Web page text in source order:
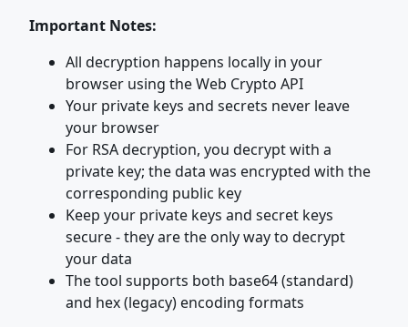
Important Notes:
All decryption happens locally in your
browser using the Web Crypto API
Your private keys and secrets never leave
your browser
For RSA decryption, you decrypt with a
private key; the data was encrypted with the
corresponding public key
Keep your private keys and secret keys
secure - they are the only way to decrypt
your data
The tool supports both base64 (standard)
and hex (legacy) encoding formats